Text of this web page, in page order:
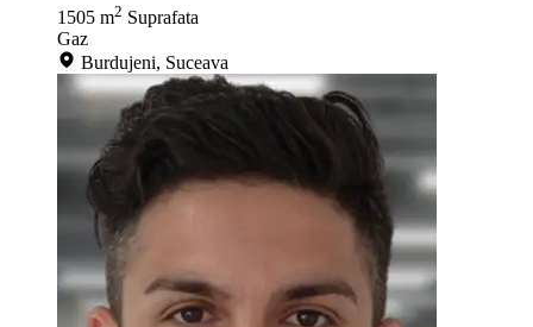
1505 m2 Suprafata
Gaz
Burdujeni, Suceava